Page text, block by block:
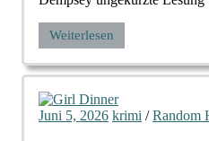
Weiterlesen
Juni 5, 2026 krimi /Random